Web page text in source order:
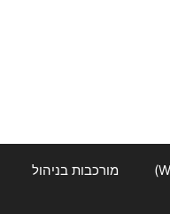
מורכבות בניהול